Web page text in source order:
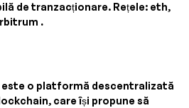
de tranzacționare. Rețele: eth,
.
este o platformă descentralizată
care își propune să